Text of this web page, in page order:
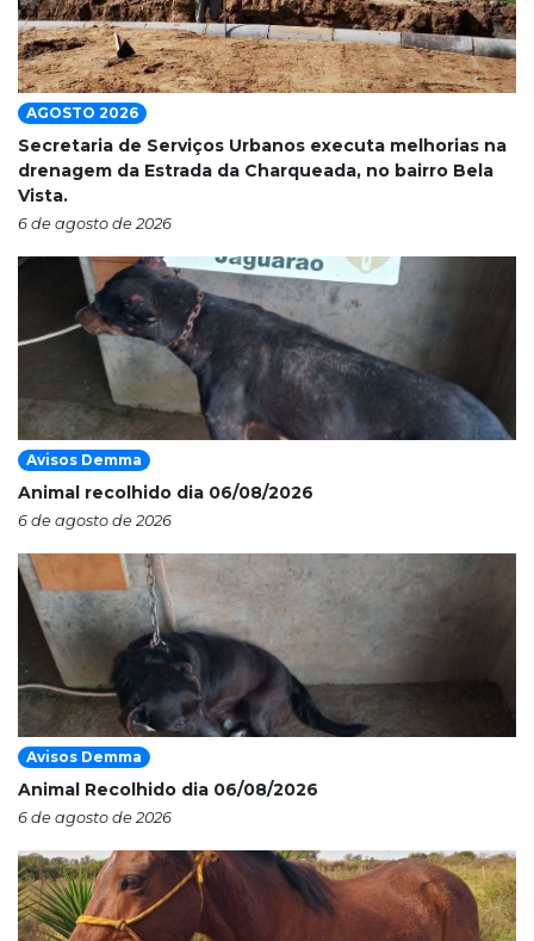
AGOSTO 2026
Secretaria de Serviços Urbanos executa melhorias na
drenagem da Estrada da Charqueada, no bairro Bela
Vista.
6 de agosto de 2026
Avisos Demma
Animal recolhido dia 06/08/2026
6 de agosto de 2026
Avisos Demma
Animal Recolhido dia 06/08/2026
6 de agosto de 2026